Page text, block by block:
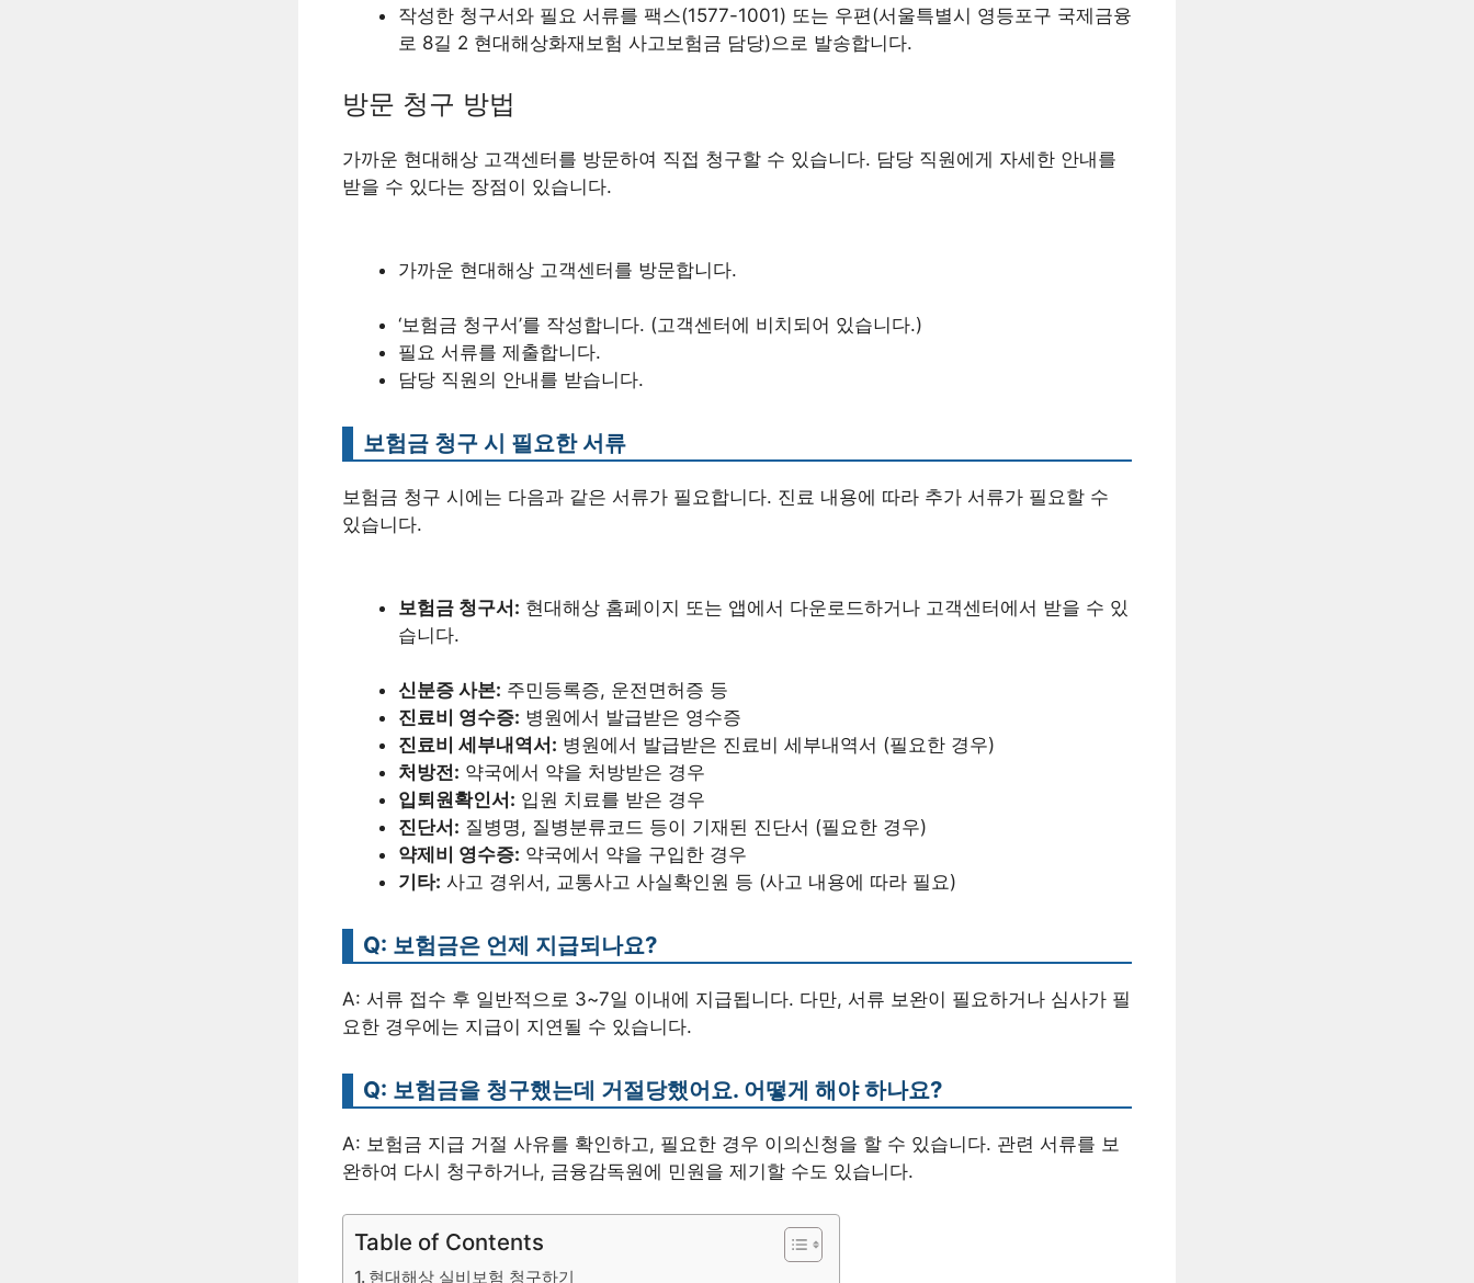
작성한 청구서와 필요 서류를 팩스(1577-1001) 또는 우편(서울특별시 영등포구 국제금융
로 8길 2 현대해상화재보험 사고보험금 담당)으로 발송합니다.
방문 청구 방법
가까운 현대해상 고객센터를 방문하여 직접 청구할 수 있습니다. 담당 직원에게 자세한 안내를
받을 수 있다는 장점이 있습니다.
가까운 현대해상 고객센터를 방문합니다.
‘보험금 청구서’를 작성합니다. (고객센터에 비치되어 있습니다.)
필요 서류를 제출합니다.
담당 직원의 안내를 받습니다.
보험금 청구 시 필요한 서류
보험금 청구 시에는 다음과 같은 서류가 필요합니다. 진료 내용에 따라 추가 서류가 필요할 수
있습니다.
보험금 청구서: 현대해상 홈페이지 또는 앱에서 다운로드하거나 고객센터에서 받을 수 있
습니다.
신분증 사본: 주민등록증, 운전면허증 등
진료비 영수증: 병원에서 발급받은 영수증
진료비 세부내역서: 병원에서 발급받은 진료비 세부내역서 (필요한 경우)
처방전: 약국에서 약을 처방받은 경우
입퇴원확인서: 입원 치료를 받은 경우
진단서: 질병명, 질병분류코드 등이 기재된 진단서 (필요한 경우)
약제비 영수증: 약국에서 약을 구입한 경우
기타: 사고 경위서, 교통사고 사실확인원 등 (사고 내용에 따라 필요)
Q: 보험금은 언제 지급되나요?
A: 서류 접수 후 일반적으로 3~7일 이내에 지급됩니다. 다만, 서류 보완이 필요하거나 심사가 필
요한 경우에는 지급이 지연될 수 있습니다.
Q: 보험금을 청구했는데 거절당했어요. 어떻게 해야 하나요?
A: 보험금 지급 거절 사유를 확인하고, 필요한 경우 이의신청을 할 수 있습니다. 관련 서류를 보
완하여 다시 청구하거나, 금융감독원에 민원을 제기할 수도 있습니다.
Table of Contents
현대해상 실비보험 청구하기